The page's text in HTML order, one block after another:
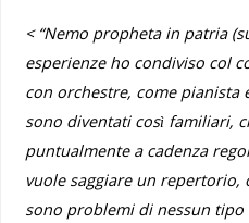
< “Nemo propheta in patria
esperienze ho condiviso col
con orchestre, come pianista
sono diventati così familiari,
puntualmente a cadenza
vuole saggiare un
sono problemi di nessun tipo